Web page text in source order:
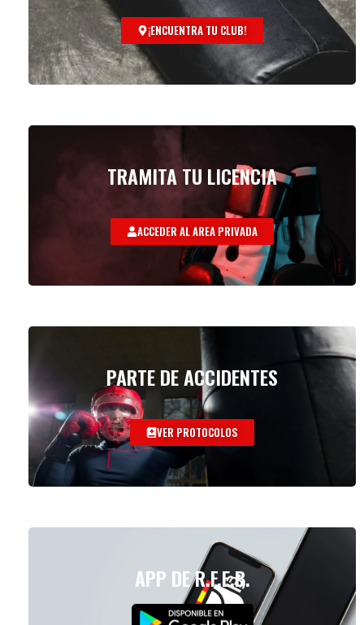
¡ENCUENTRA TU CLUB!
TRAMITA TU LICENCIA
ACCEDER AL AREA PRIVADA
PARTE DE ACCIDENTES
VER PROTOCOLOS
APP DE R.F.E.B.